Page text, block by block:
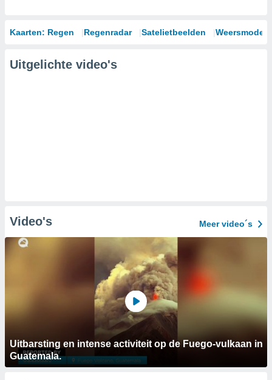
Kaarten: Regen Regenradar Satelietbeelden
Uitgelichte video's
Video's Meer video´s
Uitbarsting en intense activiteit op de Fuego-vulkaan in
Guatemala.